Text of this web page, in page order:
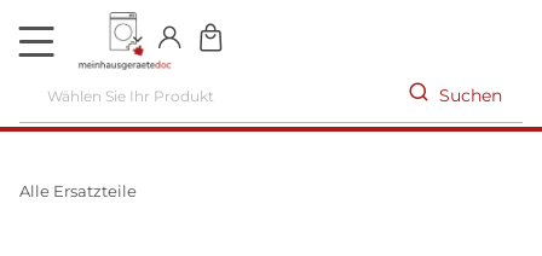
DE
Suchen
Alle Ersatzteile